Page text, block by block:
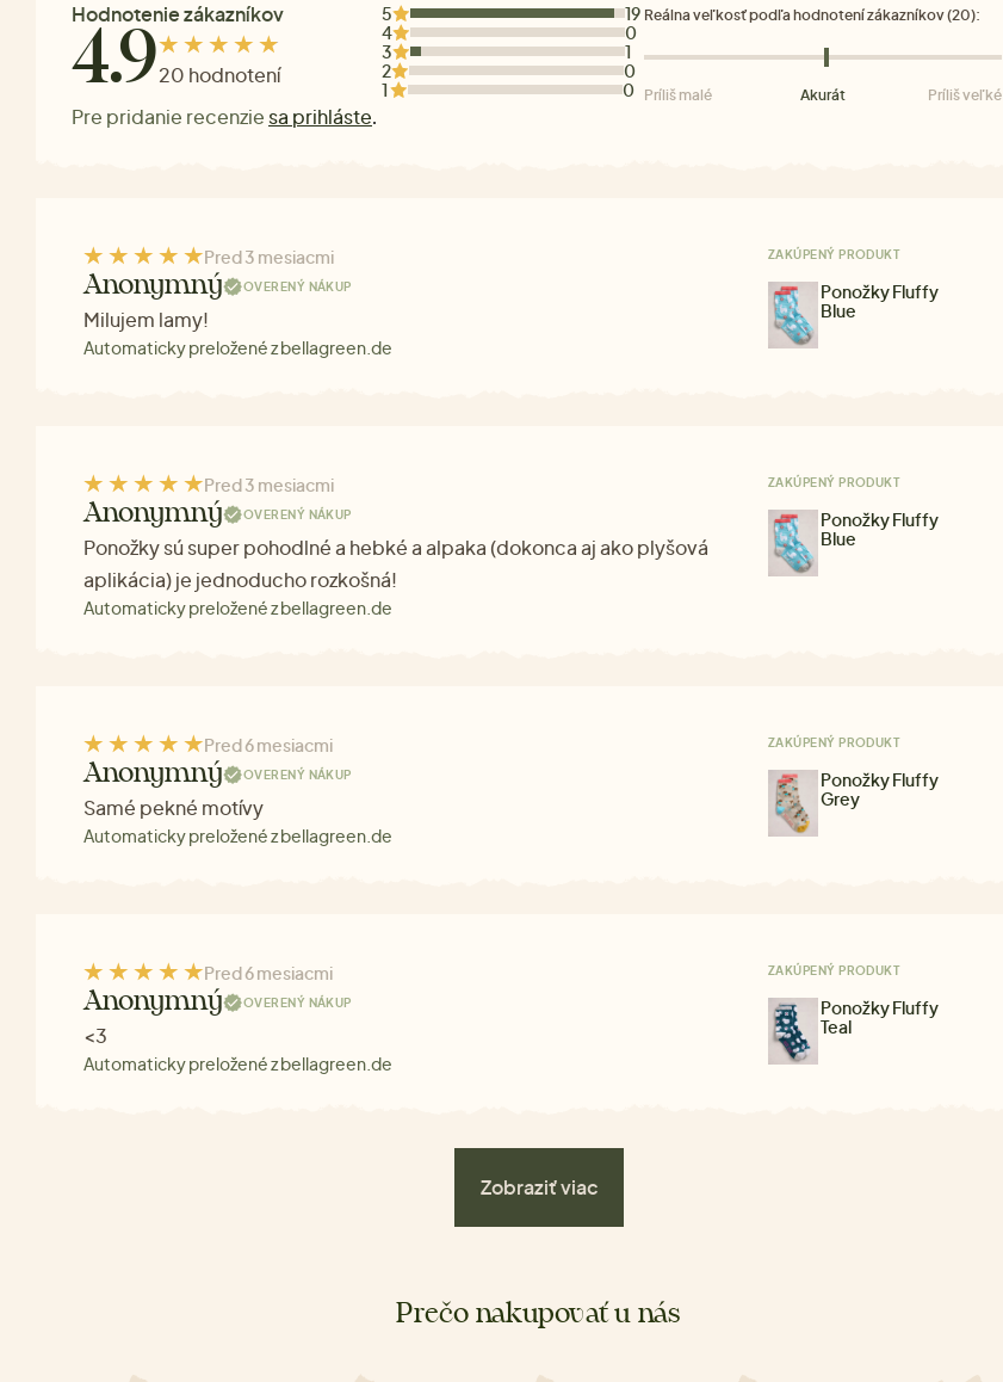
Hodnotenie zákazníkov
4.920 hodnotení
Pre pridanie recenzie sa prihláste.
5
19
4
0
3
1
2
0
1
0
Reálna veľkosť podľa hodnotení zákazníkov (20):
Príliš malé Akurát Príliš veľké
Pred 3 mesiacmi
Anonymný OVERENÝ NÁKUP
Milujem lamy!
Automaticky preložené z bellagreen.de
ZAKÚPENÝ PRODUKT
Ponožky Fluffy
Blue
Pred 3 mesiacmi
Anonymný OVERENÝ NÁKUP
Ponožky sú super pohodlné a hebké a alpaka (dokonca aj ako plyšová
aplikácia) je jednoducho rozkošná!
Automaticky preložené z bellagreen.de
ZAKÚPENÝ PRODUKT
Ponožky Fluffy
Blue
Pred 6 mesiacmi
Anonymný OVERENÝ NÁKUP
Samé pekné motívy
Automaticky preložené z bellagreen.de
ZAKÚPENÝ PRODUKT
Ponožky Fluffy
Grey
Pred 6 mesiacmi
Anonymný OVERENÝ NÁKUP
<3
Automaticky preložené z bellagreen.de
ZAKÚPENÝ PRODUKT
Ponožky Fluffy
Teal
Zobraziť viac
Prečo nakupovať u nás